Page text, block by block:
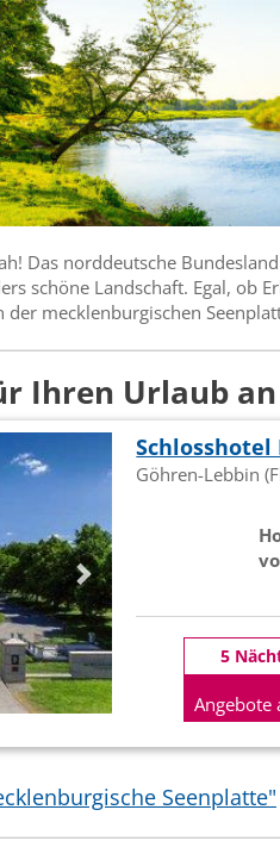
Das norddeutsche
schöne Landschaft. Egal,
der mecklenburgischen
Ihren Urlaub
Schlosshotel
Göhren-Lebbin
5
Angebote
Seenplatte"